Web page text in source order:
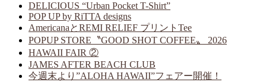
DELICIOUS “Urban Pocket T-Shirt”
POP UP by RiTTA designs
AmericanaとREMI RELIEF プリントTee
POPUP STORE〝GOOD SHOT COFFEE〟 2026
HAWAII FAIR ②
JAMES AFTER BEACH CLUB
今週末より”ALOHA HAWAII”フェアー開催！